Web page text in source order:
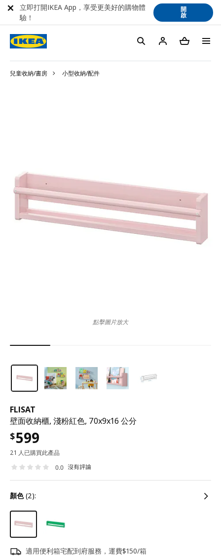
兒童收納/書房 小型收納/配件
FLISAT
壁面收納櫃, 淺粉紅色, 70x9x16 公分
$599
21 人已購買此產品
0.0 沒有評論
顏色(2):
適用便利箱宅配到府服務，運費$150/箱
點擊圖片放大
立即打開IKEA App，享受更美好的購物體
驗！
開
啟